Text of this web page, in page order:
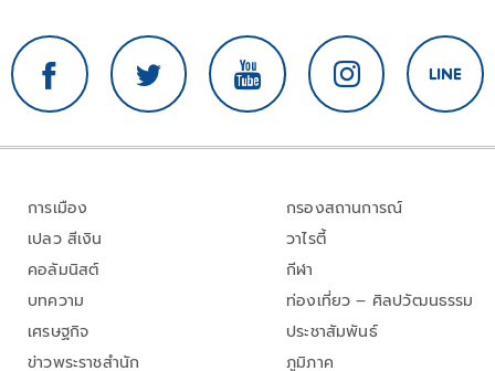
การเมือง
เปลว สีเงิน
คอลัมนิสต์
บทความ
เศรษฐกิจ
ข่าวพระราชสำนัก
กรองสถานการณ์
วาไรตี้
กีฬา
ท่องเที่ยว – ศิลปวัฒนธรรม
ประชาสัมพันธ์
ภูมิภาค